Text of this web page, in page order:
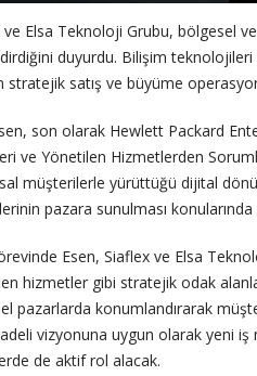
ve Elsa Teknoloji Grubu, bölgesel
duyurdu. Bilişim teknolojileri
stratejik satış ve büyüme
son olarak Hewlett Packard
ve Yönetilen Hizmetlerden
müşterilerle yürüttüğü dijital
pazara sunulması konularında
Esen, Siaflex ve Elsa
hizmetler gibi stratejik odak
pazarlarda konumlandırarak
vizyonuna uygun olarak yeni
de aktif rol alacak.